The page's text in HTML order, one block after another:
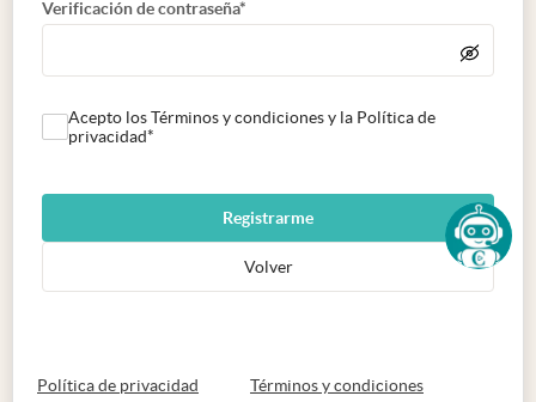
Verificación de contraseña*
Acepto los Términos y condiciones y la Política de
privacidad*
Registrarme
Volver
Política de privacidad abre en nueva pestaña
Términos y condicionesabre en nueva